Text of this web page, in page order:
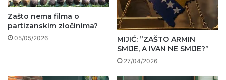
Zašto nema filma o
partizanskim zločinima?
05/05/2026
MIJIĆ: ”ZAŠTO ARMIN
SMIJE, A IVAN NE SMIJE?”
27/04/2026